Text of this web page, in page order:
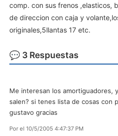
comp. con sus frenos ,elasticos,
de direccion con caja y
originales,5llantas 17 etc.
💬 3 Respuestas
Me interesan los amortiguadores,
salen? si tenes lista de cosas con
gustavo gracias
Por el 10/5/2005 4:47:37 PM